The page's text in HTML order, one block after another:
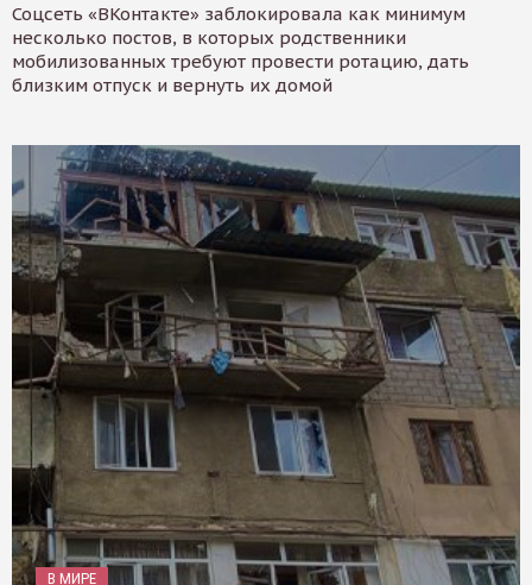
Соцсеть «ВКонтакте» заблокировала как минимум
несколько постов, в которых родственники
мобилизованных требуют провести ротацию, дать
близким отпуск и вернуть их домой
В МИРЕ